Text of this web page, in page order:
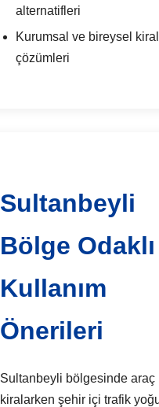
alternatifleri
Kurumsal ve bireysel
çözümleri
Sultanbeyli
Bölge Odaklı
Kullanım
Önerileri
Sultanbeyli bölgesinde araç
kiralarken şehir içi trafik